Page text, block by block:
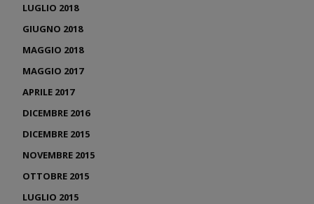
LUGLIO 2018
GIUGNO 2018
MAGGIO 2018
MAGGIO 2017
APRILE 2017
DICEMBRE 2016
DICEMBRE 2015
NOVEMBRE 2015
OTTOBRE 2015
LUGLIO 2015